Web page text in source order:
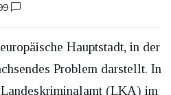
Hauptstadt, in der
Problem darstellt. In
(LKA) im